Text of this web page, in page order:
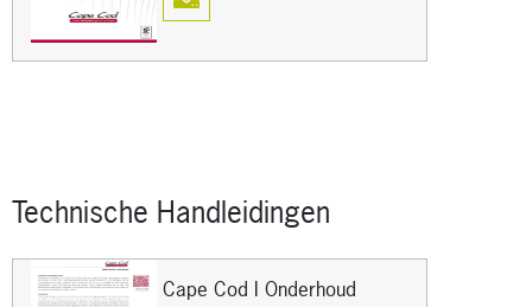
Technische Handleidingen
Cape Cod I Onderhoud